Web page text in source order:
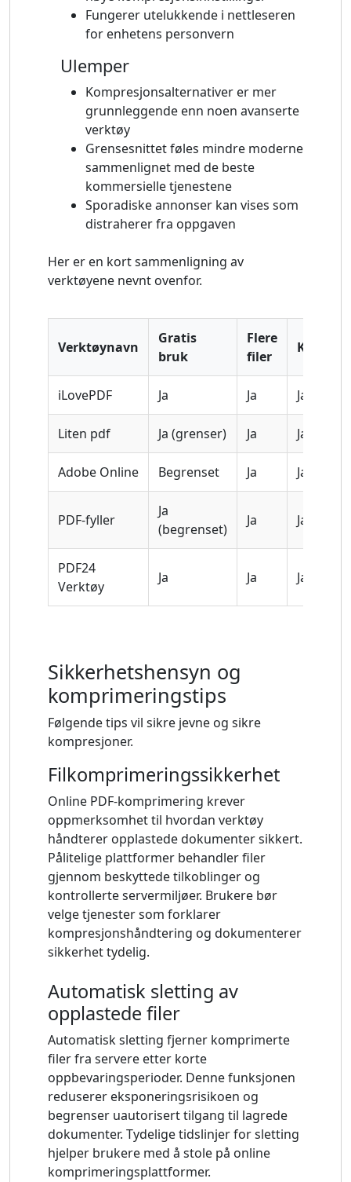
Fungerer utelukkende i nettleseren
for enhetens personvern
Ulemper
Kompresjonsalternativer er mer
grunnleggende enn noen avanserte
verktøy
Grensesnittet føles mindre moderne
sammenlignet med de beste
kommersielle tjenestene
Sporadiske annonser kan vises som
distraherer fra oppgaven
Her er en kort sammenligning av
verktøyene nevnt ovenfor.
Verktøynavn
Gratis
bruk
Flere
filer
iLovePDF Ja Ja Ja
Liten pdf Ja (grenser) Ja Ja
Adobe Online Begrenset Ja Ja
PDF-fyller
Ja
(begrenset)
Ja Ja
PDF24
Verktøy
Ja Ja Ja
Sikkerhetshensyn og
komprimeringstips
Følgende tips vil sikre jevne og sikre
kompresjoner.
Filkomprimeringssikkerhet
Online PDF-komprimering krever
oppmerksomhet til hvordan verktøy
håndterer opplastede dokumenter sikkert.
Pålitelige plattformer behandler filer
gjennom beskyttede tilkoblinger og
kontrollerte servermiljøer. Brukere bør
velge tjenester som forklarer
kompresjonshåndtering og dokumenterer
sikkerhet tydelig.
Automatisk sletting av
opplastede filer
Automatisk sletting fjerner komprimerte
filer fra servere etter korte
oppbevaringsperioder. Denne funksjonen
reduserer eksponeringsrisikoen og
begrenser uautorisert tilgang til lagrede
dokumenter. Tydelige tidslinjer for sletting
hjelper brukere med å stole på online
komprimeringsplattformer.